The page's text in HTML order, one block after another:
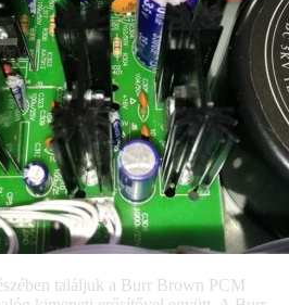
találjuk a Burr Brown PCM